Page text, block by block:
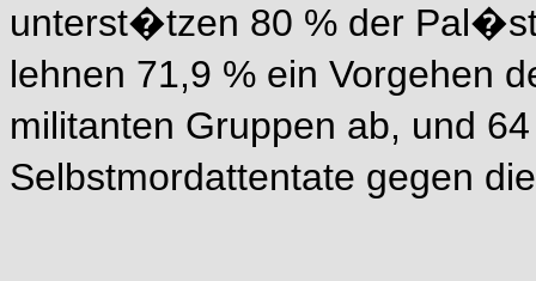
unterst�tzen 80 % der
lehnen 71,9 % ein Vorgehen
militanten Gruppen ab, und
Selbstmordattentate gegen